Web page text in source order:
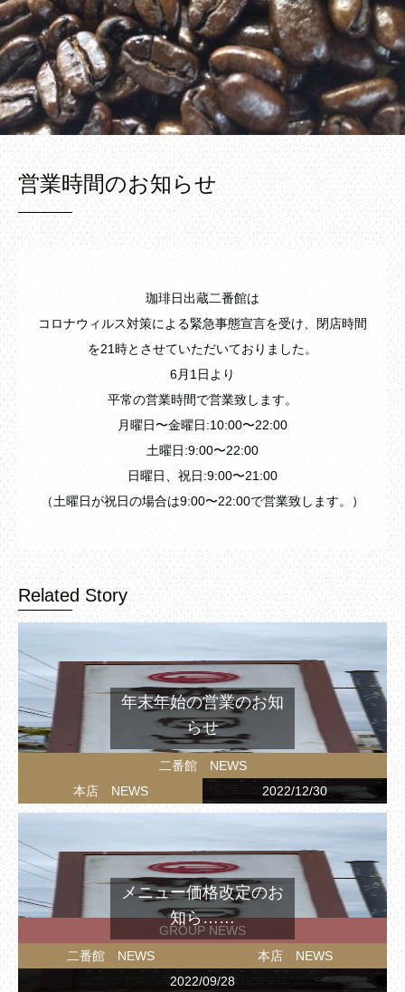
営業時間のお知らせ
珈琲日出蔵二番館は
コロナウィルス対策による緊急事態宣言を受け、閉店時間
を21時とさせていただいておりました。
6月1日より
平常の営業時間で営業致します。
月曜日〜金曜日:10:00〜22:00
土曜日:9:00〜22:00
日曜日、祝日:9:00〜21:00
（土曜日が祝日の場合は9:00〜22:00で営業致します。）
Related Story
二番館 NEWS
本店 NEWS
2022/12/30
年末年始の営業のお知
らせ
GROUP NEWS
二番館 NEWS
本店 NEWS
2022/09/28
メニュー価格改定のお
知ら……